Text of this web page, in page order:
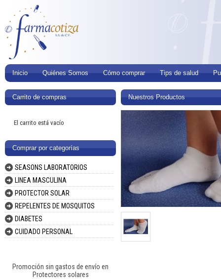
Inicio Quiénes Somos Cómo comprar Tips de salud
Carrito de compras
El carrito está vacío
Comprar por categorías
SEASONS LABORATORIOS
LINEA MASCULINA
PROTECTOR SOLAR
REPELENTES DE MOSQUITOS
DIABETES
CUIDADO PERSONAL
Promoción sin gastos de envío en
Protectores solares
Nuestros Productos